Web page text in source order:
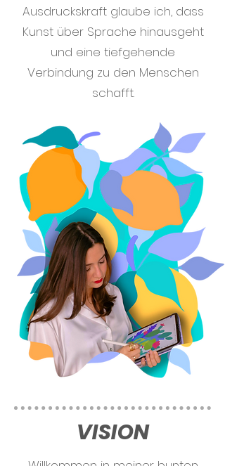
Ausdruckskraft glaube ich, dass
Kunst über Sprache hinausgeht
und eine tiefgehende
Verbindung zu den Menschen
schafft.
VISION